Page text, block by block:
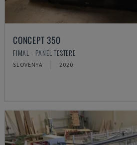
CONCEPT 350
FIMAL - PANEL TESTERE
SLOVENYA 2020